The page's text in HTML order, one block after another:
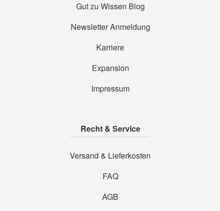
Gut zu Wissen Blog
Newsletter Anmeldung
Karriere
Expansion
Impressum
Recht & Service
Versand & Lieferkosten
FAQ
AGB